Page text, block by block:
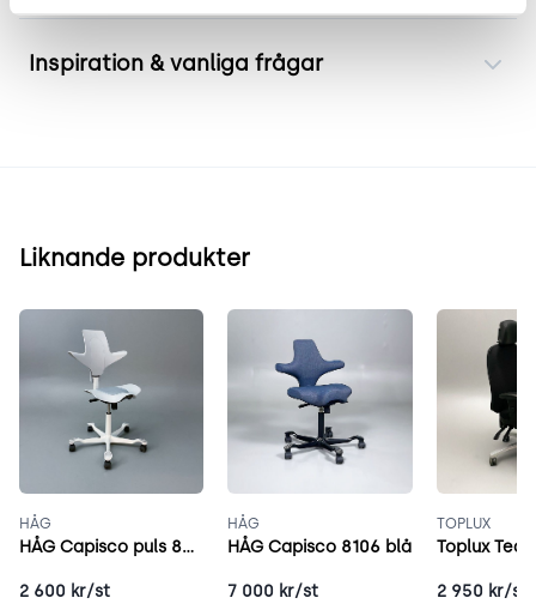
Inspiration & vanliga frågar
Liknande produkter
HÅG
HÅG Capisco puls 8010 grå
2 600 kr/st
HÅG
HÅG Capisco 8106 blå
7 000 kr/st
TOPLUX
Toplux
2 950 kr/st